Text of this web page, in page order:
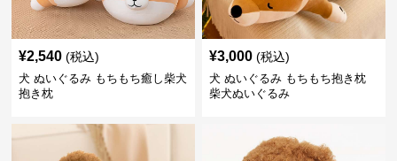
¥2,540 (税込)
犬 ぬいぐるみ もちもち癒し柴犬
抱き枕
¥3,000 (税込)
犬 ぬいぐるみ もちもち抱き枕
柴犬ぬいぐるみ